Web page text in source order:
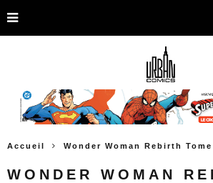
Accueil Wonder Woman Rebirth Tome
WONDER WOMAN